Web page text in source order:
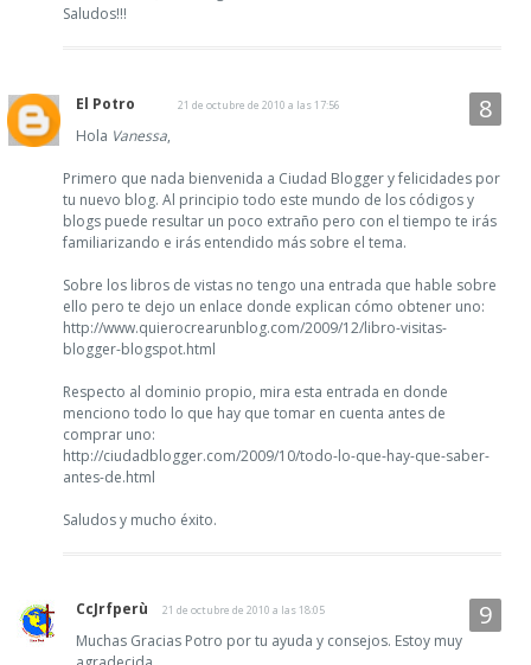
Saludos!!!
El Potro 21 de octubre de 2010 a las 17:56
Hola Vanessa,
Primero que nada bienvenida a Ciudad Blogger y felicidades por
tu nuevo blog. Al principio todo este mundo de los códigos y
blogs puede resultar un poco extraño pero con el tiempo te irás
familiarizando e irás entendido más sobre el tema.
Sobre los libros de vistas no tengo una entrada que hable sobre
ello pero te dejo un enlace donde explican cómo obtener uno:
http://www.quierocrearunblog.com/2009/12/libro-visitas-
blogger-blogspot.html
Respecto al dominio propio, mira esta entrada en donde
menciono todo lo que hay que tomar en cuenta antes de
comprar uno:
http://ciudadblogger.com/2009/10/todo-lo-que-hay-que-saber-
antes-de.html
Saludos y mucho éxito.
CcJrfperù 21 de octubre de 2010 a las 18:05
Muchas Gracias Potro por tu ayuda y consejos. Estoy muy